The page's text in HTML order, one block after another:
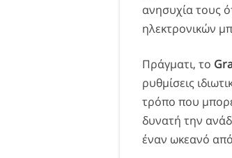
ανησυχία τους
ηλεκτρονικών
Πράγματι, το
ρυθμίσεις
τρόπο που
δυνατή την
έναν ωκεανό